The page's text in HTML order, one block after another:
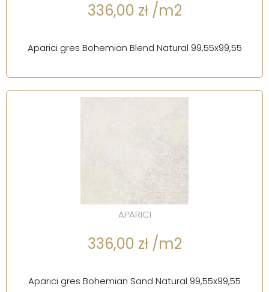
336,00 zł /m2
Aparici gres Bohemian Blend Natural 99,55x99,55
APARICI
336,00 zł /m2
Aparici gres Bohemian Sand Natural 99,55x99,55